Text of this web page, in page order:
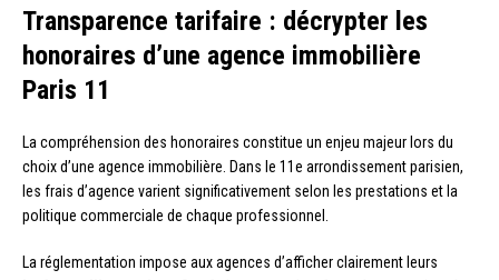
Transparence tarifaire : décrypter les
honoraires d’une agence immobilière
Paris 11
La compréhension des honoraires constitue un enjeu majeur lors du
choix d’une agence immobilière. Dans le 11e arrondissement parisien,
les frais d’agence varient significativement selon les prestations et la
politique commerciale de chaque professionnel.
La réglementation impose aux agences d’afficher clairement leurs